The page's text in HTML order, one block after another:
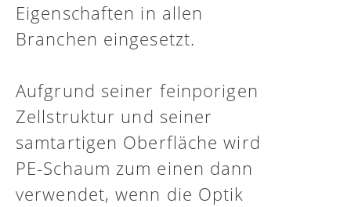
Eigenschaften in allen
Branchen eingesetzt.
Aufgrund seiner feinporigen
Zellstruktur und seiner
samtartigen Oberfläche wird
PE-Schaum zum einen dann
verwendet, wenn die Optik